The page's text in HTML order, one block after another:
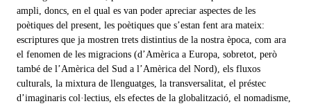
ampli, doncs, en el qual es van poder apreciar aspectes de les
poètiques del present, les poètiques que s’estan fent ara mateix:
escriptures que ja mostren trets distintius de la nostra època, com ara
el fenomen de les migracions (d’Amèrica a Europa, sobretot, però
també de l’Amèrica del Sud a l’Amèrica del Nord), els fluxos
culturals, la mixtura de llenguatges, la transversalitat, el préstec
d’imaginaris col·lectius, els efectes de la globalització, el nomadisme,